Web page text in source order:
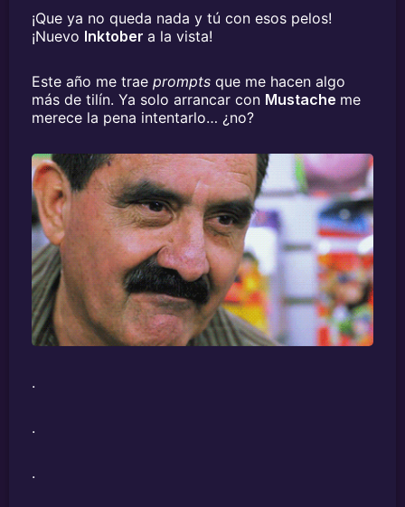
¡Que ya no queda nada y tú con esos pelos!
¡Nuevo Inktober a la vista!
Este año me trae prompts que me hacen algo
más de tilín. Ya solo arrancar con Mustache me
merece la pena intentarlo… ¿no?
.
.
.